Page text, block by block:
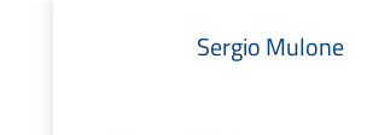
Sergio Mulone